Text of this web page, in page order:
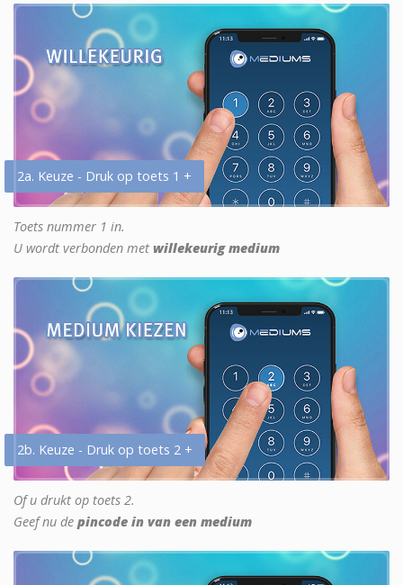
2a. Keuze - Druk op toets 1 +
Toets nummer 1 in.
U wordt verbonden met willekeurig medium
2b. Keuze - Druk op toets 2 +
Of u drukt op toets 2.
Geef nu de pincode in van een medium